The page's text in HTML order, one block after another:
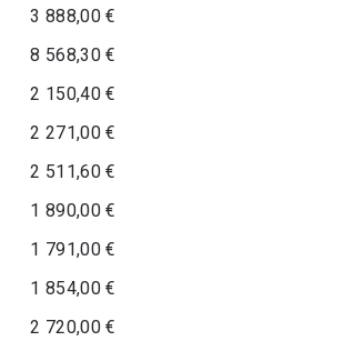
3 888,00 €
8 568,30 €
2 150,40 €
2 271,00 €
2 511,60 €
1 890,00 €
1 791,00 €
1 854,00 €
2 720,00 €